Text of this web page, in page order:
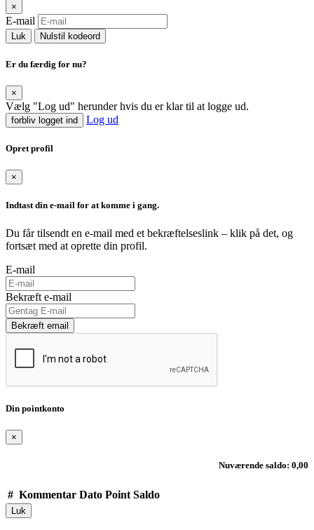
×
E-mail
Luk Nulstil kodeord
Er du færdig for nu?
×
Vælg "Log ud" herunder hvis du er klar til at logge ud.
forbliv logget ind Log ud
Opret profil
×
Indtast din e-mail for at komme i gang.
Du får tilsendt en e-mail med et bekræftelseslink – klik på det, og
fortsæt med at oprette din profil.
E-mail
Bekræft e-mail
Bekræft email
Din pointkonto
×
Nuværende saldo: 0,00
# Kommentar Dato Point Saldo
Luk